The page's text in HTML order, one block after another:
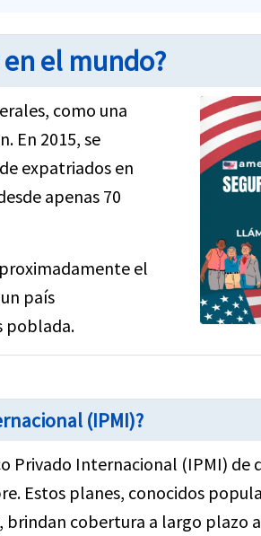
el mundo?
como una
En 2015, se
expatriados en
apenas 70
el
país
poblada.
(IPMI)?
Privado Internacional (IPMI) de
Estos planes, conocidos
cobertura a largo plazo